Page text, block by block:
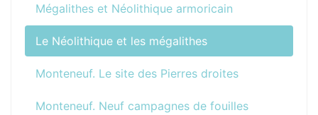
Mégalithes et Néolithique armoricain
Le Néolithique et les mégalithes
Monteneuf. Le site des Pierres droites
Monteneuf. Neuf campagnes de fouilles